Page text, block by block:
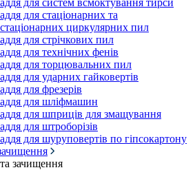
для систем всмоктування тирси
для стаціонарних та
циркулярних пил
для стрічкових пил
для технічних фенів
для торцювальних пил
для ударних гайковертів
для фрезерів
для шліфмашин
для шприців для змащування
для штроборізів
для шуруповертів по гіпсокартону
зачищення